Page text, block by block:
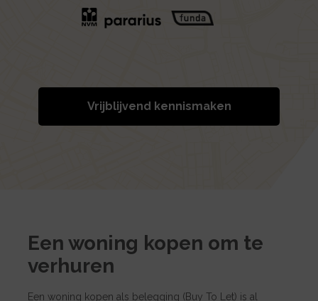
Vrijblijvend kennismaken
Een woning kopen om te
verhuren
Een woning kopen als belegging (Buy To Let) is al